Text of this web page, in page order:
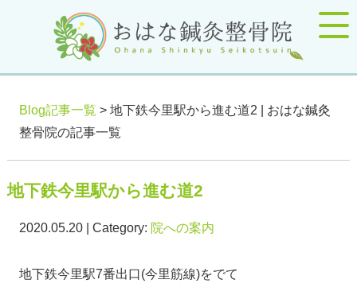
Blog記事一覧 > 地下鉄今里駅から進む道2 | おはな鍼灸
整骨院の記事一覧
地下鉄今里駅から進む道2
2020.05.20 | Category: 院への案内
地下鉄今里駅7番出口(今里筋線)をでて